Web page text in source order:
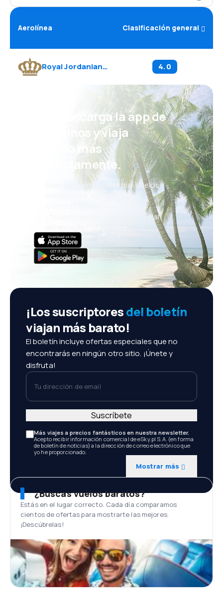
Aerolínea Clasificación general
Royal Jordanian Airline 4.0
¡Eh! Descarga la app de
eDestinos y viaja
incluso más
cómodamente.
Nuevas ofertas cada día: vuelos,
vacaciones, escapadas
Cómoda gestión de reservas
¡Todo lo que importa, siempre al
¡Los suscriptoresdel boletín
viajan más barato!
El boletín incluye ofertas especiales que no
encontrarás en ningún otro sitio. ¡Únete y
disfruta!
Tu dirección de email
Más viajes a precios fantásticos en nuestra newsletter.
Acepto recibir información comercial de eSky.pl S.A. (en forma
de boletín de noticias) a la dirección de correo electrónico que
yo he proporcionado.
Mostrar más
Suscríbete
¿Buscas vuelos baratos?
Estás en el lugar correcto. Cada día comparamos
cientos de ofertas para mostrarte las mejores.
¡Descúbrelas!